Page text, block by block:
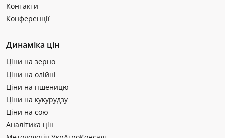
Контакти
Конференції
Динаміка цін
Ціни на зерно
Ціни на олійні
Ціни на пшеницю
Ціни на кукурудзу
Ціни на сою
Аналітика цін